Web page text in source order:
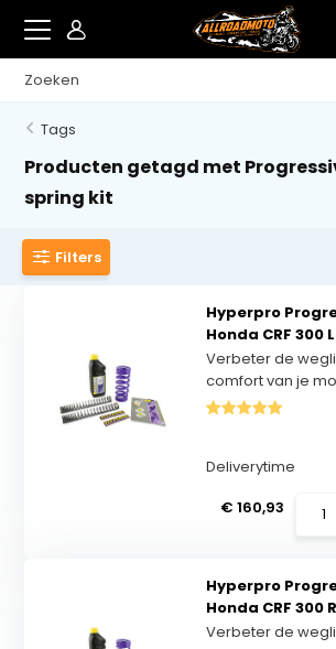
Tags
Producten getagd met
spring kit
Filters
Hyperpro
Honda CRF 300
Verbeter de
comfort van je
Deliverytime
€ 160,93
Hyperpro
Honda CRF 300
Verbeter de